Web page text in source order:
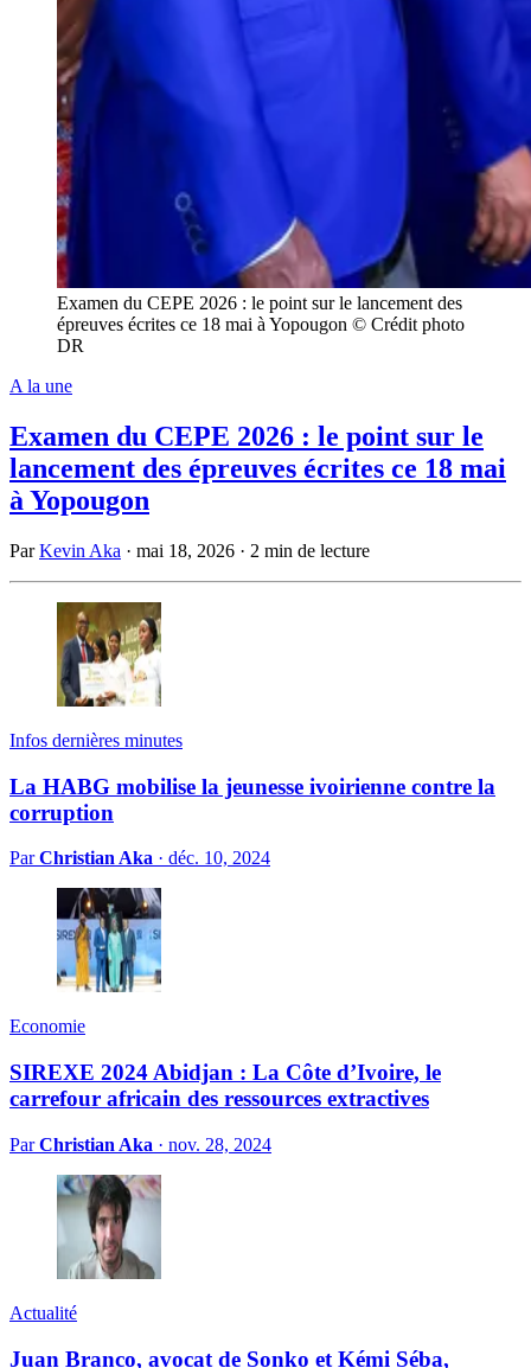
Examen du CEPE 2026 : le point sur le lancement des
épreuves écrites ce 18 mai à Yopougon © Crédit photo
DR
A la une
Examen du CEPE 2026 : le point sur le
lancement des épreuves écrites ce 18 mai
à Yopougon
ParKevin Aka · mai 18, 2026 · 2 min de lecture
Infos dernières minutes
La HABG mobilise la jeunesse ivoirienne contre la
corruption
ParChristian Aka · déc. 10, 2024
Economie
SIREXE 2024 Abidjan : La Côte d’Ivoire, le
carrefour africain des ressources extractives
ParChristian Aka · nov. 28, 2024
Actualité
Juan Branco, avocat de Sonko et Kémi Séba,